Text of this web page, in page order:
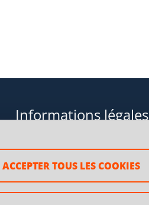
ACCEPTER TOUS LES COOKIES
Informations légales
Plan du site
Mentions légales